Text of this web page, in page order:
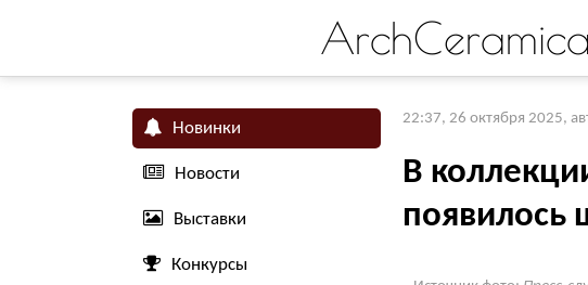
Новинки
Новости
Выставки
Конкурсы
22:37, 26 октября 2025,
В
появилось